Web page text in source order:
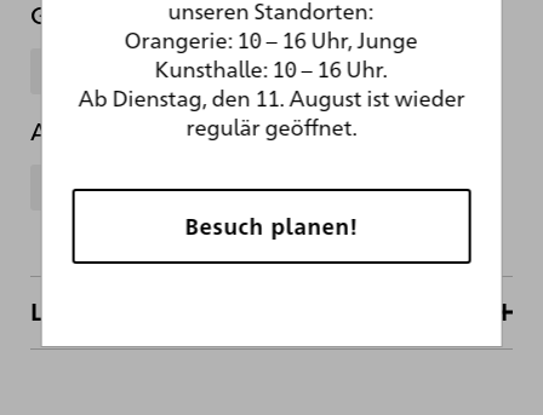
Gattung
Holzschnitt
Abteilung
Kupferstichkabinett
Literatur
unseren Standorten:
Orangerie: 10 – 16 Uhr, Junge
Kunsthalle: 10 – 16 Uhr.
Ab Dienstag, den 11. August ist wieder
regulär geöffnet.
Besuch planen!